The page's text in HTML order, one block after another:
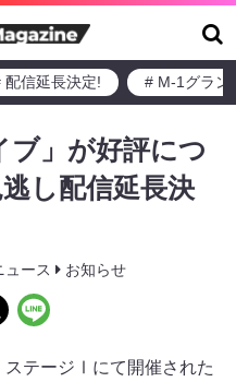
配信延長決定! # M-1グラン
ブ」が好評につ
し配信延長決
ュース お知らせ
テージⅠにて開催された